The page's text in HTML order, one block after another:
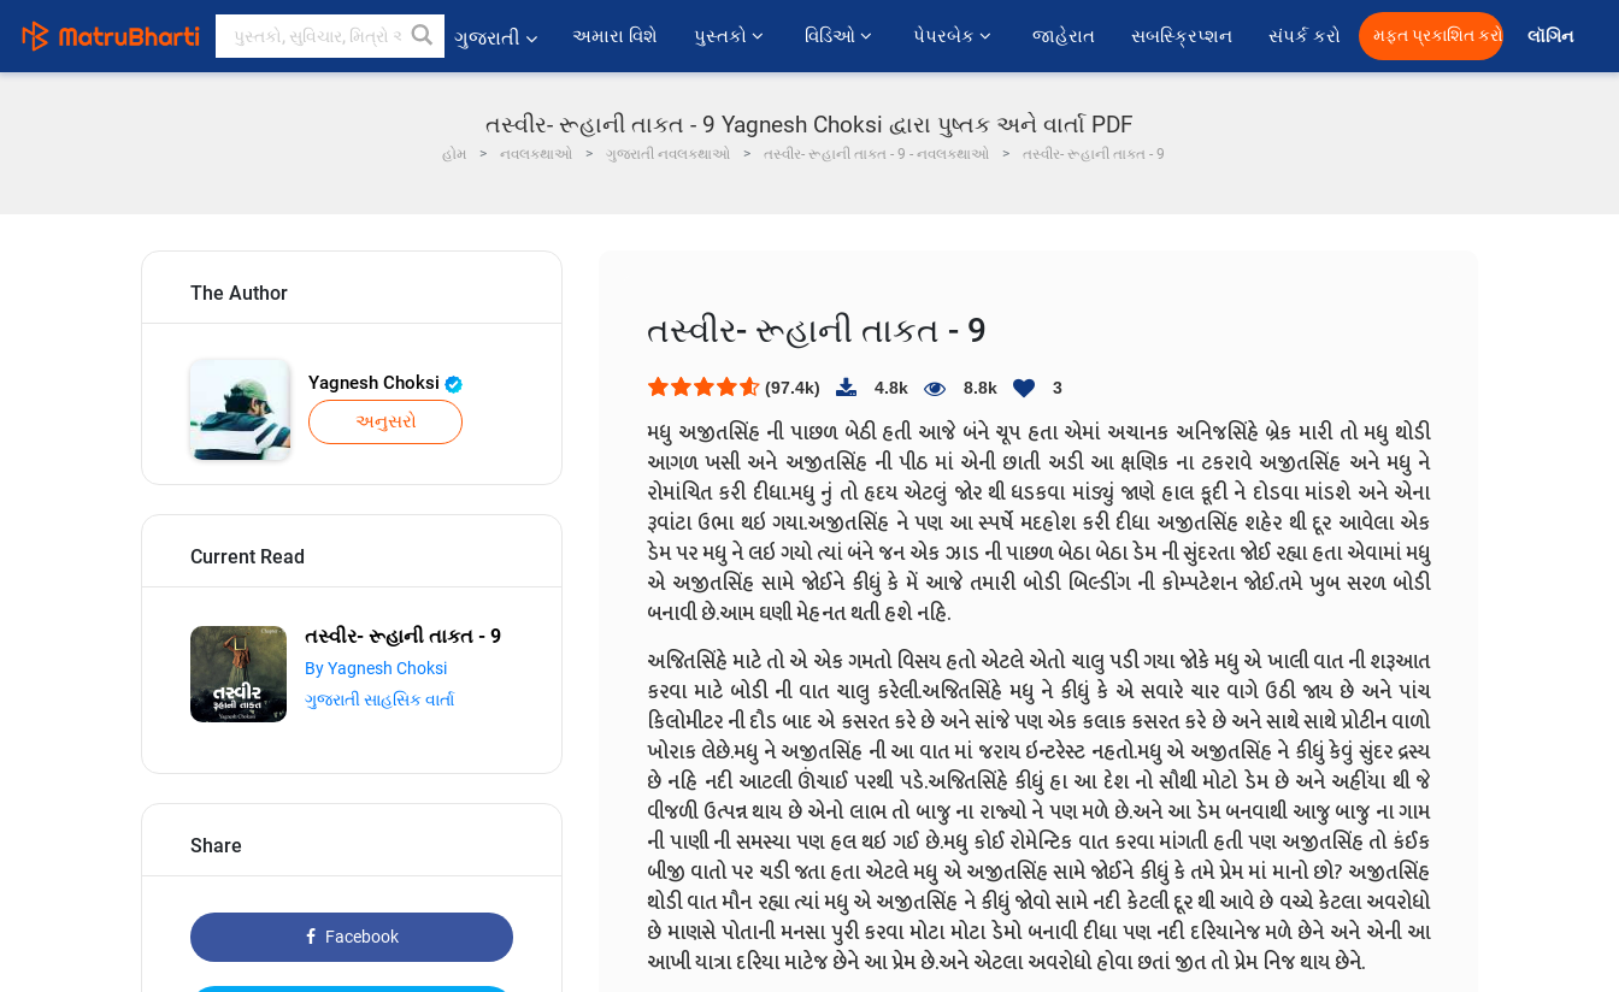
ગુજરાતી અમારા વિશે પુસ્તકો વિડિઓ પેપરબેક જાહેરાત સબસ્ક્રિપ્શન સંપર્ક કરો મફત પ્રકાશિત કરો લૉગિન
તસ્વીર- રૂહાની તાકત - 9 Yagnesh Choksi દ્વારા પુષ્તક અને વાર્તા PDF
હોમ નવલકથાઓ ગુજરાતી નવલકથાઓ તસ્વીર- રૂહાની તાકત - 9 - નવલકથાઓ તસ્વીર- રૂહાની તાકત - 9
The Author
Yagnesh Choksi
અનુસરો
Current Read
તસ્વીર- રૂહાની તાકત - 9
By Yagnesh Choksi
ગુજરાતી સાહસિક વાર્તા
Share
Facebook
તસ્વીર- રૂહાની તાકત - 9
(97.4k) 4.8k 8.8k 3
મધુ અજીતસિંહ ની પાછળ બેઠી હતી આજે બંને ચૂપ હતા એમાં અચાનક અનિજસિંહે બ્રેક મારી તો મધુ થોડી
આગળ ખસી અને અજીતસિંહ ની પીઠ માં એની છાતી અડી આ ક્ષણિક ના ટકરાવે અજીતસિંહ અને મધુ ને
રોમાંચિત કરી દીધા.મધુ નું તો હૃદય એટલું જોર થી ધડકવા માંડ્યું જાણે હાલ કૂદી ને દોડવા માંડશે અને એના
રૂવાંટા ઉભા થઇ ગયા.અજીતસિંહ ને પણ આ સ્પર્ષે મદહોશ કરી દીધા અજીતસિંહ શહેર થી દૂર આવેલા એક
ડેમ પર મધુ ને લઇ ગયો ત્યાં બંને જન એક ઝાડ ની પાછળ બેઠા બેઠા ડેમ ની સુંદરતા જોઈ રહ્યા હતા એવામાં મધુ
એ અજીતસિંહ સામે જોઈને કીધું કે મેં આજે તમારી બોડી બિલ્ડીંગ ની કોમ્પટેશન જોઈ.તમે ખુબ સરળ બોડી
બનાવી છે.આમ ઘણી મેહનત થતી હશે નહિ.
અજિતસિંહે માટે તો એ એક ગમતો વિસય હતો એટલે એતો ચાલુ પડી ગયા જોકે મધુ એ ખાલી વાત ની શરૂઆત
કરવા માટે બોડી ની વાત ચાલુ કરેલી.અજિતસિંહે મધુ ને કીધું કે એ સવારે ચાર વાગે ઉઠી જાય છે અને પાંચ
કિલોમીટર ની દૌડ બાદ એ કસરત કરે છે અને સાંજે પણ એક કલાક કસરત કરે છે અને સાથે સાથે પ્રોટીન વાળો
ખોરાક લેછે.મધુ ને અજીતસિંહ ની આ વાત માં જરાય ઇન્ટરેસ્ટ નહતો.મધુ એ અજીતસિંહ ને કીધું કેવું સુંદર દ્રસ્ય
છે નહિ નદી આટલી ઊંચાઈ પરથી પડે.અજિતસિંહે કીધું હા આ દેશ નો સૌથી મોટો ડેમ છે અને અહીંયા થી જે
વીજળી ઉત્પન્ન થાય છે એનો લાભ તો બાજુ ના રાજ્યો ને પણ મળે છે.અને આ ડેમ બનવાથી આજુ બાજુ ના ગામ
ની પાણી ની સમસ્યા પણ હલ થઇ ગઈ છે.મધુ કોઈ રોમેન્ટિક વાત કરવા માંગતી હતી પણ અજીતસિંહ તો કંઈક
બીજી વાતો પર ચડી જતા હતા એટલે મધુ એ અજીતસિંહ સામે જોઈને કીધું કે તમે પ્રેમ માં માનો છો? અજીતસિંહ
થોડી વાત મૌન રહ્યા ત્યાં મધુ એ અજીતસિંહ ને કીધું જોવો સામે નદી કેટલી દૂર થી આવે છે વચ્ચે કેટલા અવરોધો
છે માણસે પોતાની મનસા પુરી કરવા મોટા મોટા ડેમો બનાવી દીધા પણ નદી દરિયાનેજ મળે છેને અને એની આ
આખી યાત્રા દરિયા માટેજ છેને આ પ્રેમ છે.અને એટલા અવરોધો હોવા છતાં જીત તો પ્રેમ નિજ થાય છેને.